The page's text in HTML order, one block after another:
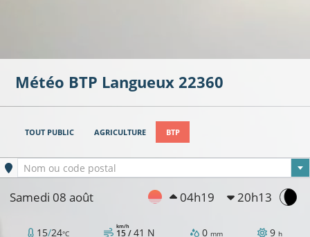
Météo BTP Langueux 22360
TOUT PUBLIC AGRICULTURE BTP
Ville sélectionnée
Nom ou code postal
Samedi 08 août 04h19 20h13
15/24°C 15 /
km/h 41 N 0 mm 9 h